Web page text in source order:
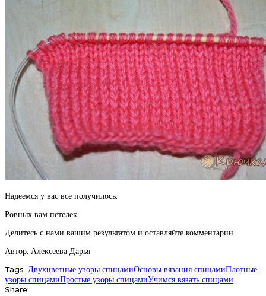
Надеемся у вас все получилось.
Ровных вам петелек.
Делитесь с нами вашим результатом и оставляйте комментарии.
Автор: Алексеева Дарья
Tags :Двухцветные узоры спицамиОсновы вязания спицамиПлотные
узоры спицамиПростые узоры спицамиУчимся вязать спицами
Share: